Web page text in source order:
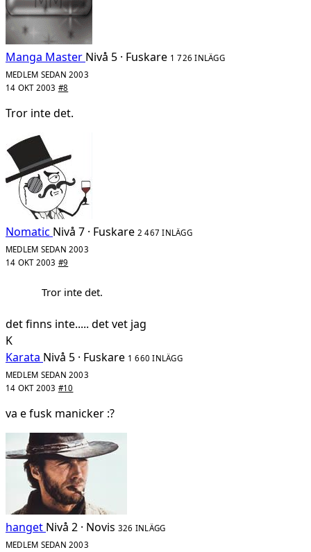
Manga Master Nivå 5 · Fuskare 1 726 INLÄGG
MEDLEM SEDAN 2003
14 OKT 2003 #8
Tror inte det.
Nomatic Nivå 7 · Fuskare 2 467 INLÄGG
MEDLEM SEDAN 2003
14 OKT 2003 #9
Tror inte det.
det finns inte..... det vet jag
K
Karata Nivå 5 · Fuskare 1 660 INLÄGG
MEDLEM SEDAN 2003
14 OKT 2003 #10
va e fusk manicker :?
hanget Nivå 2 · Novis 326 INLÄGG
MEDLEM SEDAN 2003